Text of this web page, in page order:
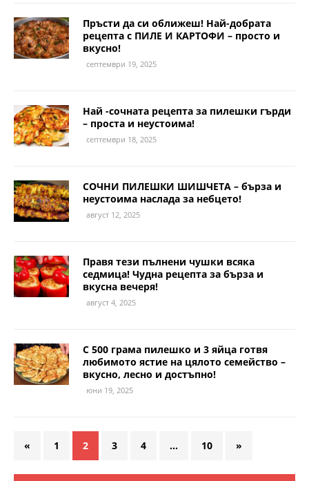
Пръсти да си оближеш! Най-добрата
рецепта с ПИЛЕ И КАРТОФИ – просто и
вкусно!
септември 19, 2025
Най -сочната рецепта за пилешки гърди
– проста и неустоима!
септември 18, 2025
СОЧНИ ПИЛЕШКИ ШИШЧЕТА – бърза и
неустоима наслада за небцето!
август 12, 2025
Правя тези пълнени чушки всяка
седмица! Чудна рецепта за бърза и
вкусна вечеря!
август 4, 2025
С 500 грама пилешко и 3 яйца готвя
любимото ястие на цялото семейство –
вкусно, лесно и достъпно!
юни 19, 2025
« 1 2 3 4 … 10 »